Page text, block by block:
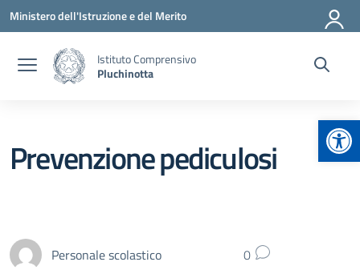
Vai ai contenuti
Vai al menu di navigazione
Vai al footer
Ministero dell'Istruzione e del Merito
Istituto Comprensivo
Pluchinotta
Prevenzione pediculosi
Personale scolastico 0